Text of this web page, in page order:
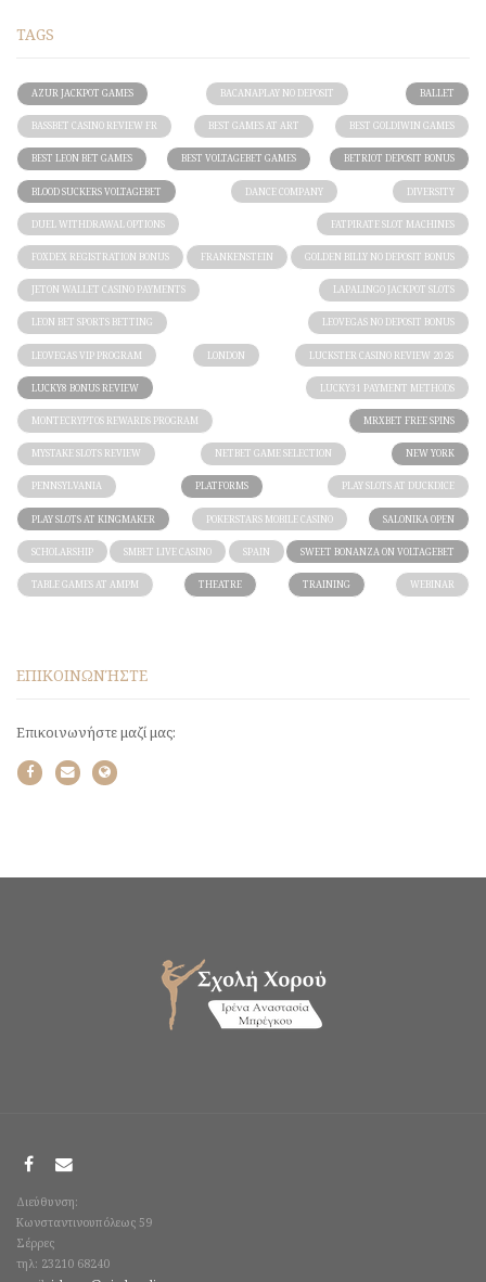
TAGS
AZUR JACKPOT GAMES BACANAPLAY NO DEPOSIT BALLET
BASSBET CASINO REVIEW FR BEST GAMES AT ART BEST GOLDIWIN GAMES
BEST LEON BET GAMES BEST VOLTAGEBET GAMES BETRIOT DEPOSIT BONUS
BLOOD SUCKERS VOLTAGEBET DANCE COMPANY DIVERSITY
DUEL WITHDRAWAL OPTIONS FATPIRATE SLOT MACHINES
FOXDEX REGISTRATION BONUS FRANKENSTEIN GOLDEN BILLY NO DEPOSIT BONUS
JETON WALLET CASINO PAYMENTS LAPALINGO JACKPOT SLOTS
LEON BET SPORTS BETTING LEOVEGAS NO DEPOSIT BONUS
LEOVEGAS VIP PROGRAM LONDON LUCKSTER CASINO REVIEW 2026
LUCKY8 BONUS REVIEW LUCKY31 PAYMENT METHODS
MONTECRYPTOS REWARDS PROGRAM MRXBET FREE SPINS
MYSTAKE SLOTS REVIEW NETBET GAME SELECTION NEW YORK
PENNSYLVANIA PLATFORMS PLAY SLOTS AT DUCKDICE
PLAY SLOTS AT KINGMAKER POKERSTARS MOBILE CASINO SALONIKA OPEN
SCHOLARSHIP SMBET LIVE CASINO SPAIN SWEET BONANZA ON VOLTAGEBET
TABLE GAMES AT AMPM THEATRE TRAINING WEBINAR
ΕΠΙΚΟΙΝΩΝΉΣΤΕ
Επικοινωνήστε μαζί μας:
Διεύθυνση:
Κωνσταντινουπόλεως 59
Σέρρες
τηλ: 23210 68240